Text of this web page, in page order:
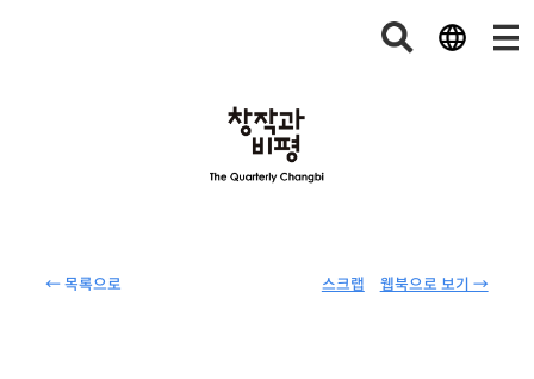
← 목록으로 웹북으로 보기 →
스크랩